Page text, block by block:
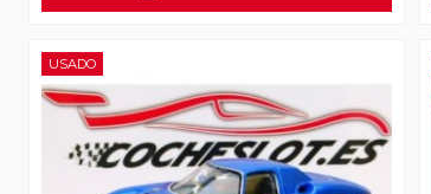
USADO